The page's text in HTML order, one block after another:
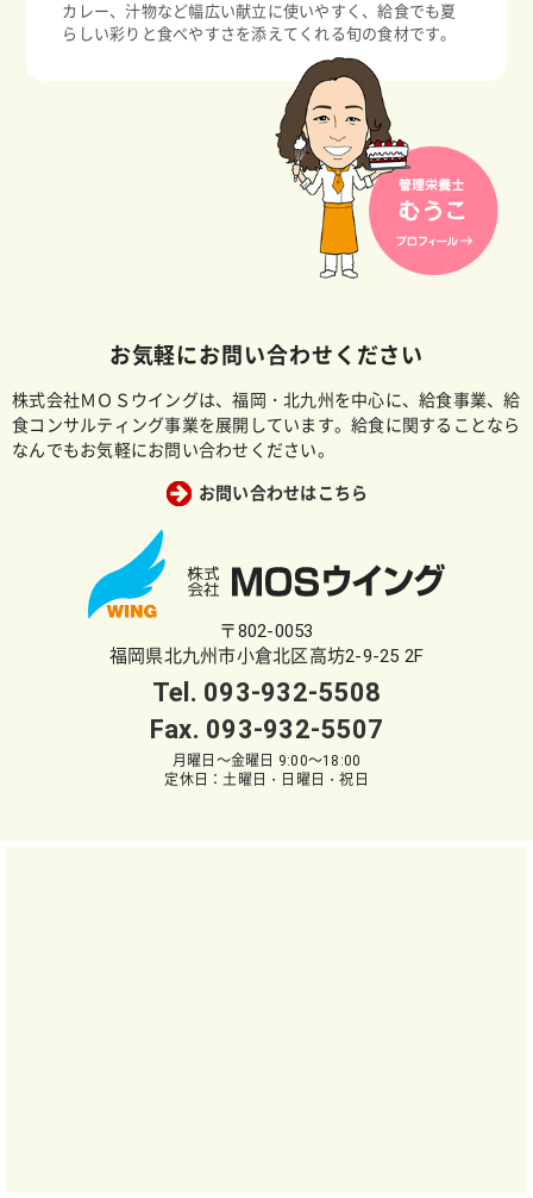
カレー、汁物など幅広い献立に使いやすく、給食でも夏
らしい彩りと食べやすさを添えてくれる旬の食材です。
お気軽にお問い合わせください
株式会社ＭＯＳウイングは、福岡・北九州を中心に、給食事業、給
食コンサルティング事業を展開しています。給食に関することなら
なんでもお気軽にお問い合わせください。
お問い合わせはこちら
〒802-0053
福岡県北九州市小倉北区高坊2-9-25 2F
Tel. 093-932-5508
Fax. 093-932-5507
月曜日～金曜日 9:00～18:00
定休日：土曜日・日曜日・祝日